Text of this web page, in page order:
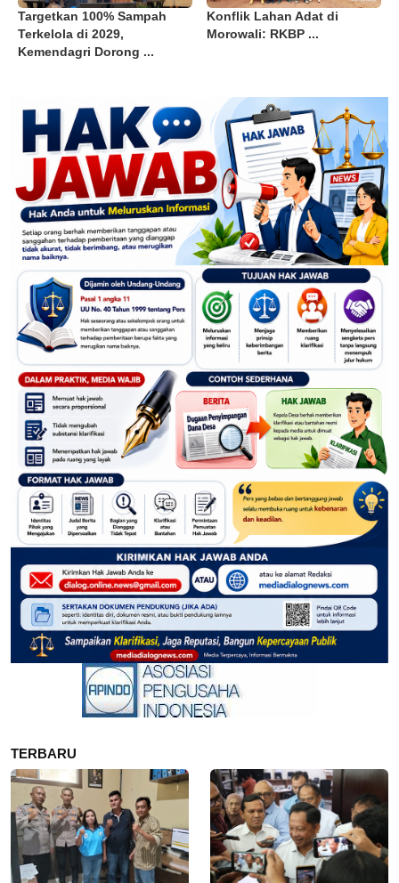
Targetkan 100% Sampah
Terkelola di 2029,
Kemendagri Dorong ...
Konflik Lahan Adat di
Morowali: RKBP ...
TERBARU